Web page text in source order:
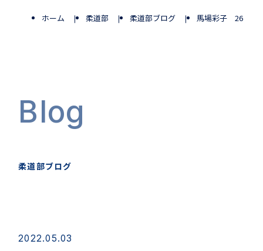
Blog
柔道部ブログ
ホーム 柔道部 柔道部ブログ 馬場彩子 26
2022.05.03